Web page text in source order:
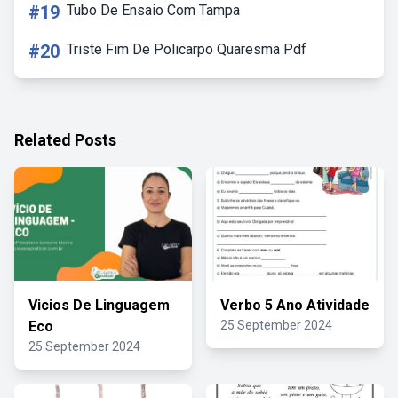
#19 Tubo De Ensaio Com Tampa
#20 Triste Fim De Policarpo Quaresma Pdf
Related Posts
Vicios De Linguagem
Eco
25 September 2024
Verbo 5 Ano Atividade
25 September 2024